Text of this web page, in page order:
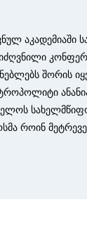
აკადემიაში
შორის
როინ